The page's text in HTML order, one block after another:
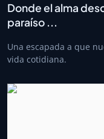
Donde el alma
paraíso ...
Una escapada a que
vida cotidiana.